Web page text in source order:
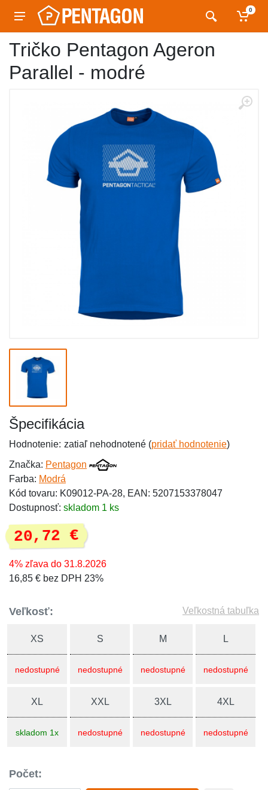
0
Tričko Pentagon Ageron
Parallel - modré
Špecifikácia
Hodnotenie: zatiaľ nehodnotené (pridať hodnotenie)
Značka: Pentagon
Farba: Modrá
Kód tovaru: K09012-PA-28, EAN: 5207153378047
Dostupnosť: skladom 1 ks
20,72 €
4% zľava do 31.8.2026
16,85 € bez DPH 23%
Veľkosť: Veľkostná tabuľka
XS
nedostupné
S
nedostupné
M
nedostupné
L
nedostupné
XL
skladom 1x
XXL
nedostupné
3XL
nedostupné
4XL
nedostupné
Počet: